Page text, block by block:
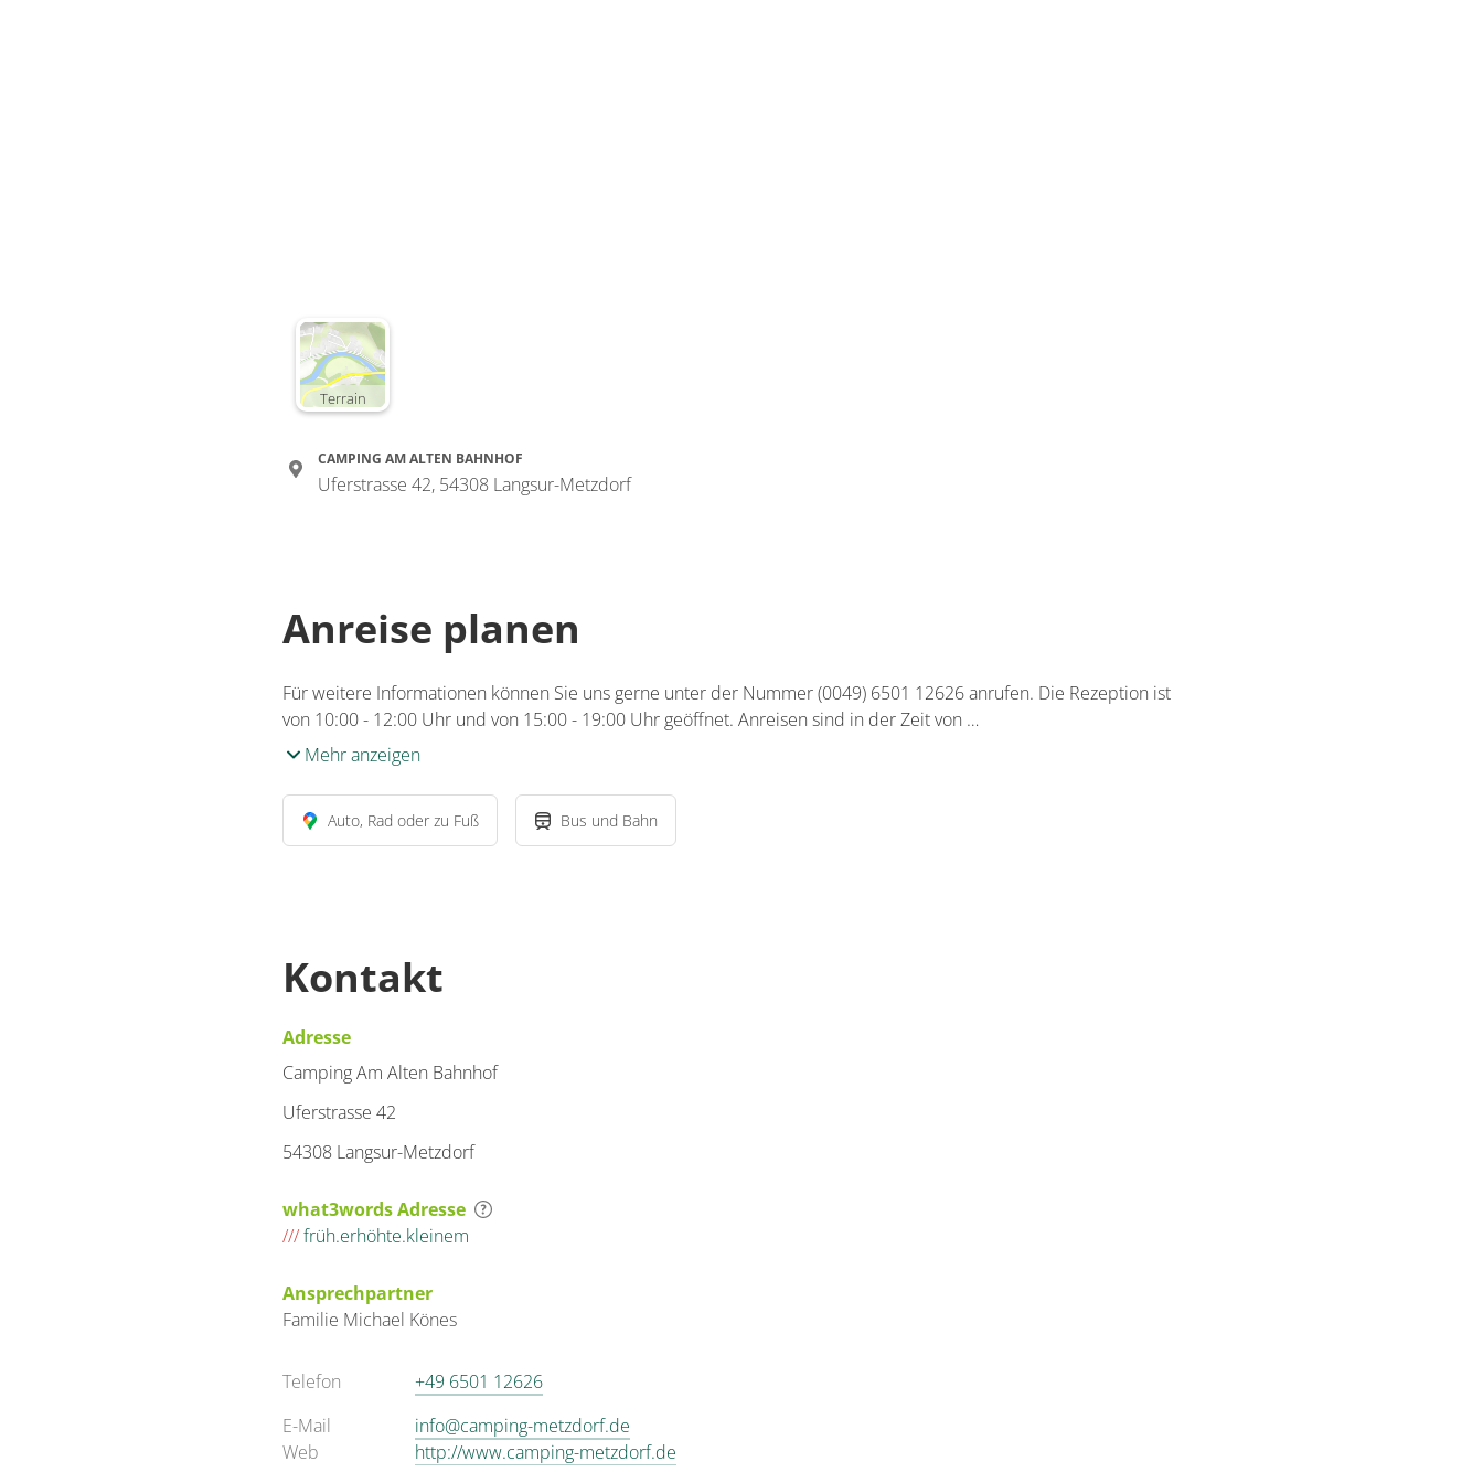
Terrain
CAMPING AM ALTEN BAHNHOF
Uferstrasse 42, 54308 Langsur-Metzdorf
Anreise planen
Für weitere Informationen können Sie uns gerne unter der Nummer (0049) 6501 12626 anrufen. Die Rezeption ist
von 10:00 - 12:00 Uhr und von 15:00 - 19:00 Uhr geöffnet. Anreisen sind in der Zeit von …
Mehr anzeigen
Auto, Rad oder zu Fuß Bus und Bahn
Kontakt
Adresse
Camping Am Alten Bahnhof
Uferstrasse 42
54308 Langsur-Metzdorf
what3words Adresse
///früh.erhöhte.kleinem
Ansprechpartner
Familie Michael Könes
Telefon
+49 6501 12626
E-Mail
info@camping-metzdorf.de
Web
http://www.camping-metzdorf.de